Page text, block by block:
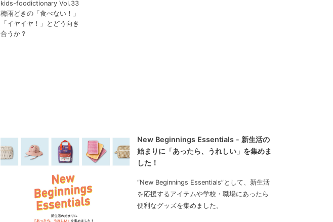
kids-foodictionary Vol.33
梅雨どきの「食べない！」
「イヤイヤ！」とどう向き
合うか？
New Beginnings Essentials - 新生活の
始まりに「あったら、うれしい」を集めま
した！
“New Beginnings Essentials”として、新生活
を応援するアイテムや学校・職場にあったら
便利なグッズを集めました。